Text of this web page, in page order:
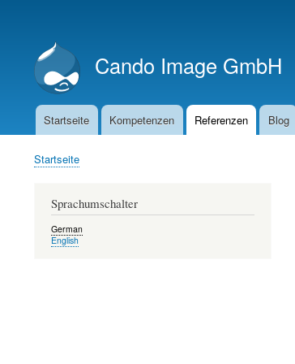
Cando Image GmbH
Hauptnavigation
Startseite Kompetenzen Referenzen Blog
Pfadnavigation
Startseite
Sprachumschalter
German
English